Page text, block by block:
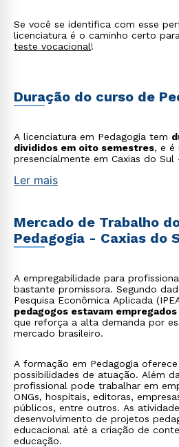
Se você se identifica com esse
licenciatura é o caminho certo
teste vocacional!
Duração do curso de
A licenciatura em Pedagogia tem
divididos em oito semestres, e é
presencialmente em Caxias do Sul
Ler mais
Mercado de Trabalho
Pedagogia - Caxias do
A empregabilidade para
bastante promissora. Segundo
Pesquisa Econômica Aplicada
pedagogos estavam empregados
que reforça a alta demanda por
mercado brasileiro.
A formação em Pedagogia
possibilidades de atuação. Além
profissional pode trabalhar em
ONGs, hospitais, editoras,
públicos, entre outros. As
desenvolvimento de projetos
educacional até a criação de
educação.